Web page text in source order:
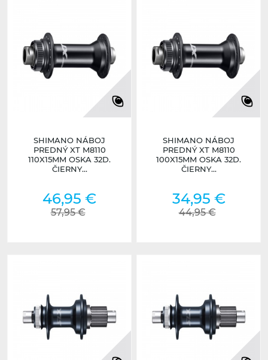
SHIMANO NÁBOJ
PREDNÝ XT M8110
110X15MM OSKA 32D.
ČIERNY...
46,95 €
57,95 €
SHIMANO NÁBOJ
PREDNÝ XT M8110
100X15MM OSKA 32D.
ČIERNY...
34,95 €
44,95 €